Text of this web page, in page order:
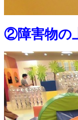
②障害物の